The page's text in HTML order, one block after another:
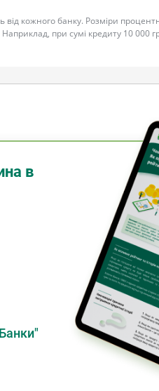
від кожного банку. Розміри
при сумі кредиту 10 000
в